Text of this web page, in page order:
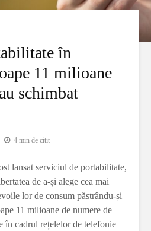
în
11 milioane
schimbat
4 min de citit
lansat serviciul de portabilitate,
de a-și alege cea mai
lor de consum păstrându-și
11 milioane de numere de
în cadrul rețelelor de telefonie